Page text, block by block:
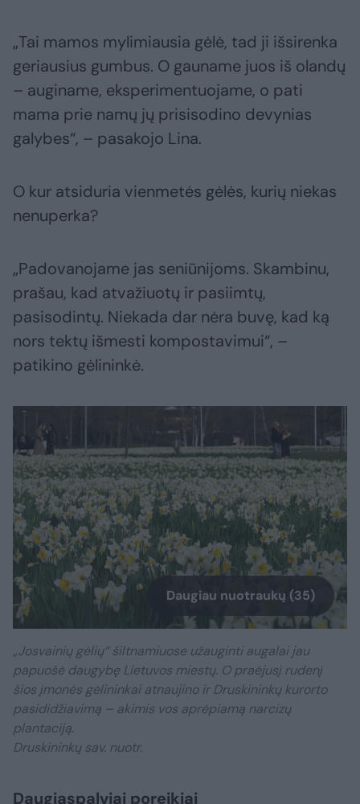
„Tai mamos mylimiausia gėlė, tad ji išsirenka
geriausius gumbus. O gauname juos iš olandų
– auginame, eksperimentuojame, o pati
mama prie namų jų prisisodino devynias
galybes“, – pasakojo Lina.
O kur atsiduria vienmetės gėlės, kurių niekas
nenuperka?
„Padovanojame jas seniūnijoms. Skambinu,
prašau, kad atvažiuotų ir pasiimtų,
pasisodintų. Niekada dar nėra buvę, kad ką
nors tektų išmesti kompostavimui“, –
patikino gėlininkė.
Daugiau nuotraukų (35)
„Josvainių gėlių“ šiltnamiuose užauginti augalai jau
papuošė daugybę Lietuvos miestų. O praėjusį rudenį
šios įmonės gėlininkai atnaujino ir Druskininkų kurorto
pasididžiavimą – akimis vos aprėpiamą narcizų
plantaciją.
Druskininkų sav. nuotr.
Daugiaspalviai poreikiai